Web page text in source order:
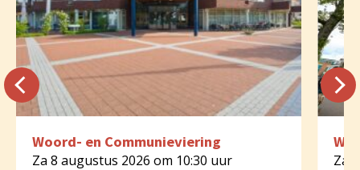
Woord- en Communieviering
Za 8 augustus 2026 om 10:30 uur
Za